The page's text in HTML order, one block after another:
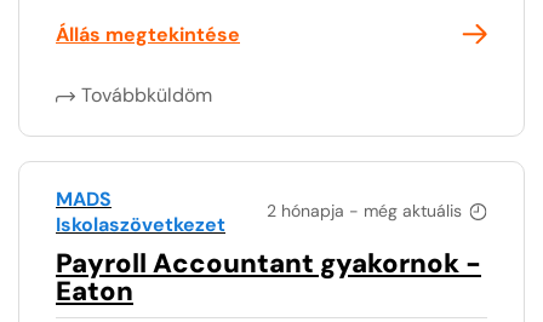
Állás megtekintése
Továbbküldöm
2 hónapja - még aktuális
MADS
Iskolaszövetkezet
Payroll Accountant gyakornok -
Eaton